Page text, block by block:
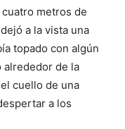
metros de
a la vista una
topado con algún
alrededor de la
cuello de una
a los